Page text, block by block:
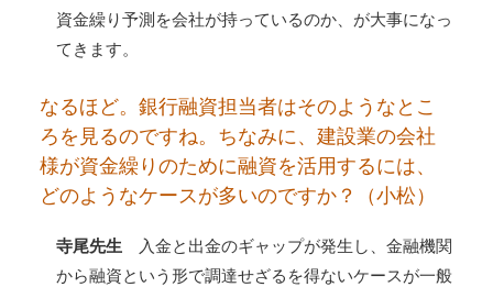
資金繰り予測を会社が持っているのか、が大事になっ
てきます。
なるほど。銀行融資担当者はそのようなとこ
ろを見るのですね。ちなみに、建設業の会社
様が資金繰りのために融資を活用するには、
どのようなケースが多いのですか？（小松）
寺尾先生
入金と出金のギャップが発生し、金融機関
から融資という形で調達せざるを得ないケースが一般